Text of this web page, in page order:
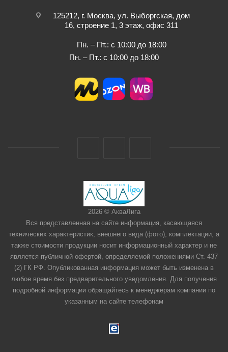
125212, г. Москва, ул. Выборгская, дом
16, строение 1, 3 этаж, офис 311
Пн. – Пт.: с 10:00 до 18:00
Пн. – Пт.: с 10:00 до 18:00
2026 © АкваЛига
Вся представленная на сайте информация, касающаяся
технических характеристик, внешнего вида (фото), комплектации, а
также стоимости продукции носит информационный характер и не
является публичной офертой, определяемой положениями Ст. 437
(2) ГК РФ. Опубликованная информация может быть изменена в
любое время без предварительного уведомления. Для получения
подробной информации обращайтесь к менеджерам компании по
указанным на сайте телефонам